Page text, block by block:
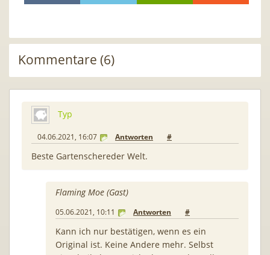
Kommentare (6)
Typ
04.06.2021, 16:07 Antworten #
Beste Gartenschereder Welt.
Flaming Moe (Gast)
05.06.2021, 10:11 Antworten #
Kann ich nur bestätigen, wenn es ein
Original ist. Keine Andere mehr. Selbst